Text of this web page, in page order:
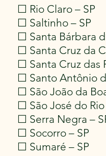
☐ Rio Claro – SP
☐ Saltinho – SP
☐ Santa Bárbara
☐ Santa Cruz da
☐ Santa Cruz das
☐ Santo Antônio
☐ São João da
☐ São José do Rio
☐ Serra Negra –
☐ Socorro – SP
☐ Sumaré – SP